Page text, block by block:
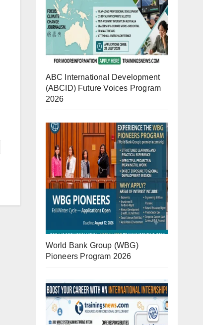
ABC International Development
(ABCID) Future Voices Program
2026
World Bank Group (WBG)
Pioneers Program 2026